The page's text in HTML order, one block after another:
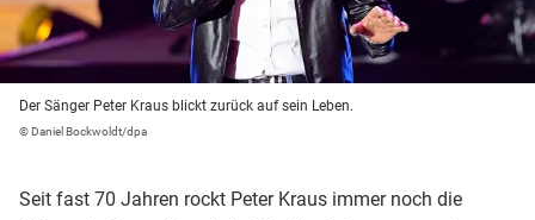
Der Sänger Peter Kraus blickt zurück auf sein Leben.
© Daniel Bockwoldt/dpa
Seit fast 70 Jahren rockt Peter Kraus immer noch die